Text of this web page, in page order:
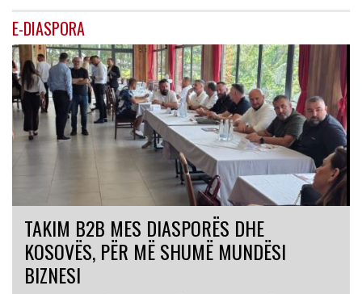
E-DIASPORA
TAKIM B2B MES DIASPORËS DHE
KOSOVËS, PËR MË SHUMË MUNDËSI
BIZNESI